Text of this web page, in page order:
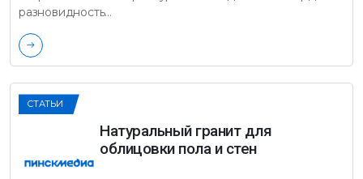
разновидность…
СТАТЬИ
Натуральный гранит для
облицовки пола и стен